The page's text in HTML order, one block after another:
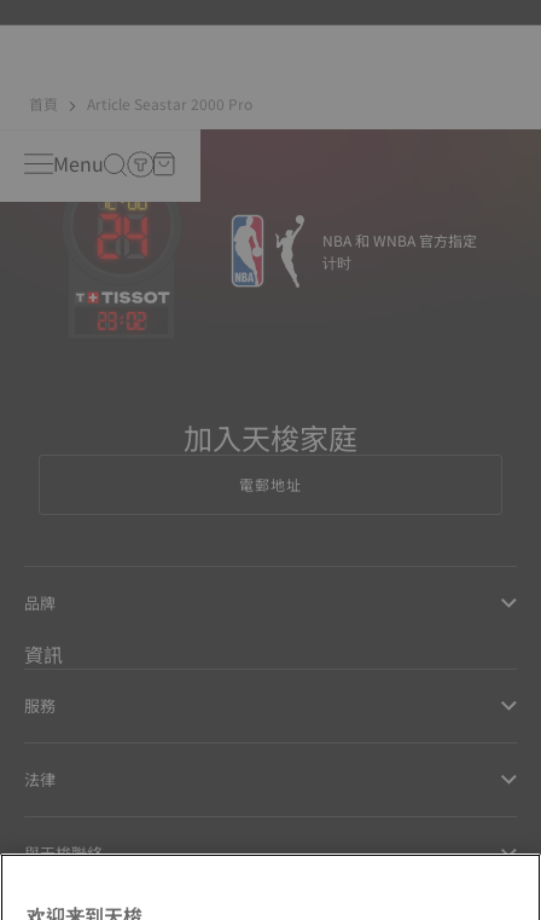
首頁 Article Seastar 2000 Pro
Menu
23:02
NBA 和 WNBA 官方指定
计时
加入天梭家庭
電郵地址
品牌
資訊
服務
法律
與天梭聯絡